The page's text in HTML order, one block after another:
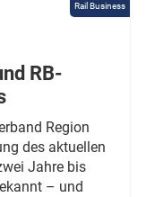
Rail Business
RB-
Region
des aktuellen
Jahre bis
– und